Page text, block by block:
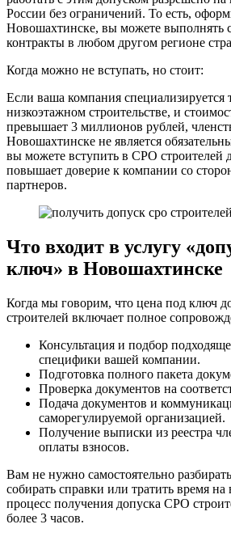
России без ограничений. То есть,
Новошахтинске, вы можете выполнять
контракты в любом другом регионе
Когда можно не вступать, но стоит:
Если ваша компания специализируется
низкоэтажном строительстве, и
превышает 3 миллионов рублей,
Новошахтинске не является
вы можете вступить в СРО строителей
повышает доверие к компании со
партнеров.
Что входит в услугу
ключ» в Новошахтинске
Когда мы говорим, что цена под ключ
строителей включает полное
Консультация и подбор
специфики вашей компании.
Подготовка полного пакета
Проверка документов на
Подача документов и
саморегулируемой организацией.
Получение выписки из реестра
оплаты взносов.
Вам не нужно самостоятельно
собирать справки или тратить время
процесс получения допуска СРО
более 3 часов.